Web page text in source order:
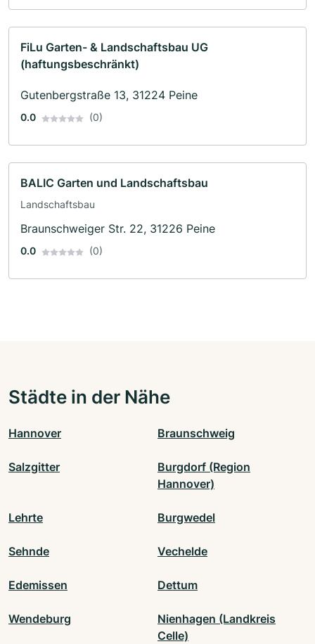
FiLu Garten- & Landschaftsbau UG
(haftungsbeschränkt)
Gutenbergstraße 13, 31224 Peine
0.0 (0)
BALIC Garten und Landschaftsbau
Landschaftsbau
Braunschweiger Str. 22, 31226 Peine
0.0 (0)
Städte in der Nähe
Hannover Braunschweig
Salzgitter
Burgdorf (Region
Hannover)
Lehrte Burgwedel
Sehnde Vechelde
Edemissen Dettum
Wendeburg
Nienhagen (Landkreis
Celle)